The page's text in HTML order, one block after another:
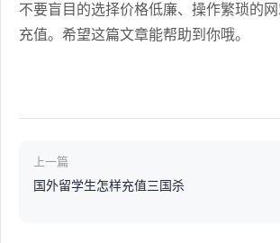
不要盲目的选择价格低廉、操作繁琐的
充值。希望这篇文章能帮助到你哦。
上一篇
国外留学生怎样充值三国杀